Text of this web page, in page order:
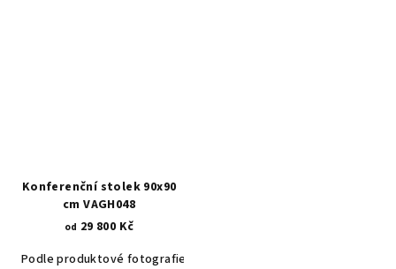
Konferenční stolek 90x90
cm VAGH048
od 29 800 Kč
Podle produktové fotografie